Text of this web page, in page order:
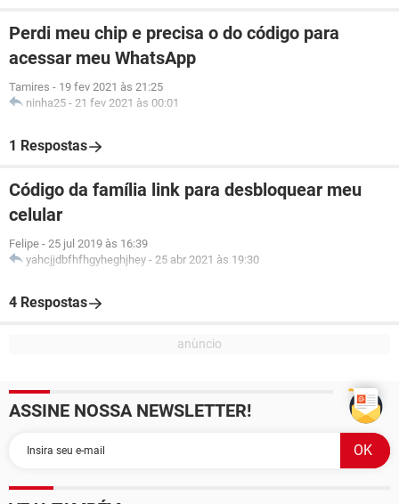
Perdi meu chip e precisa o do código para
acessar meu WhatsApp
Tamires - 19 fev 2021 às 21:25
ninha25 - 21 fev 2021 às 00:01
1 Respostas
Código da família link para desbloquear meu
celular
Felipe - 25 jul 2019 às 16:39
yahcjjdbfhfhgyheghjhey - 25 abr 2021 às 19:30
4 Respostas
ASSINE NOSSA NEWSLETTER!